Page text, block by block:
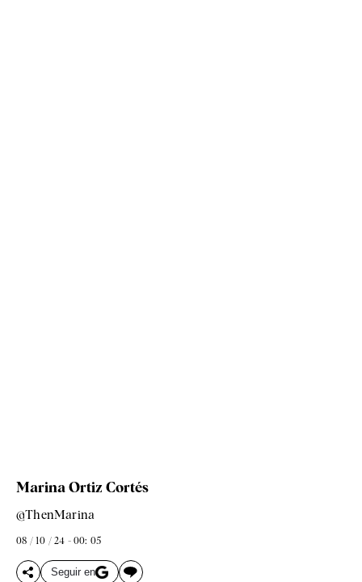
Marina Ortiz Cortés
@ThenMarina
08 / 10 / 24 - 00: 05
Seguir en